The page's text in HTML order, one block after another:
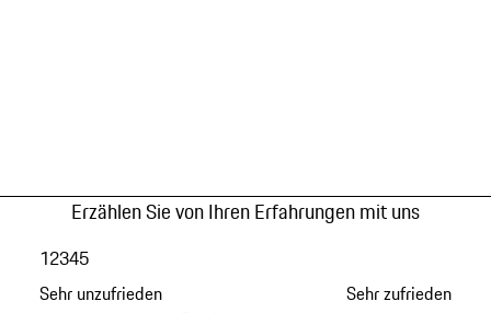
Erzählen Sie von Ihren Erfahrungen mit uns
Sehr unzufrieden
12345
Sehr zufrieden